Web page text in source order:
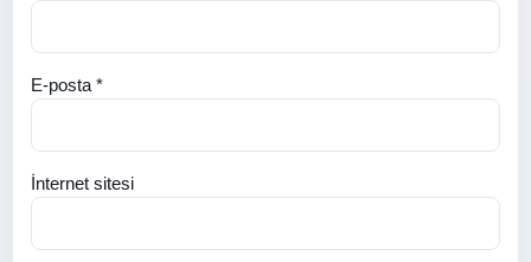
E-posta *
İnternet sitesi